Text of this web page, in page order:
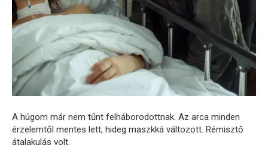
A húgom már nem tűnt felháborodottnak. Az arca minden
érzelemtől mentes lett, hideg maszkká változott. Rémisztő
átalakulás volt.